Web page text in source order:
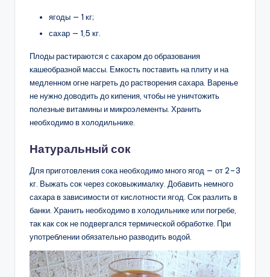
ягоды — 1 кг;
сахар — 1,5 кг.
Плоды растираются с сахаром до образования
кашеобразной массы. Емкость поставить на плиту и на
медленном огне нагреть до растворения сахара. Варенье
не нужно доводить до кипения, чтобы не уничтожить
полезные витамины и микроэлементы. Хранить
необходимо в холодильнике.
Натуральный сок
Для приготовления сока необходимо много ягод — от 2–3
кг. Выжать сок через соковыжималку. Добавить немного
сахара в зависимости от кислотности ягод. Сок разлить в
банки. Хранить необходимо в холодильнике или погребе,
так как сок не подвергался термической обработке. При
употреблении обязательно разводить водой.